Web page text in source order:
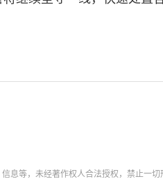
息等，未经著作权人合法授权，禁止一